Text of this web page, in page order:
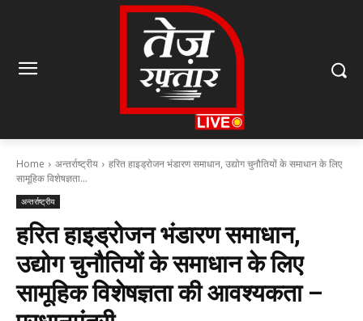
Home अन्तर्राष्ट्रीय
हरित हाइड्रोजन भंडारण समाधान, उद्योग चुनौतियों के समाधान के लिए
सामूहिक विशेषज्ञता...
अन्तर्राष्ट्रीय
हरित हाइड्रोजन भंडारण समाधान,
उद्योग चुनौतियों के समाधान के लिए
सामूहिक विशेषज्ञता की आवश्यकता –